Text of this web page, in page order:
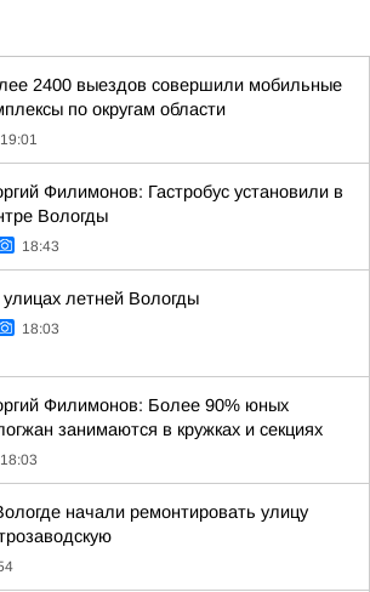
2400 выездов совершили мобильные
по округам области
19:01
Филимонов: Гастробус установили в
Вологды
18:43
летней Вологды
18:03
Филимонов: Более 90% юных
занимаются в кружках и секциях
18:03
начали ремонтировать улицу